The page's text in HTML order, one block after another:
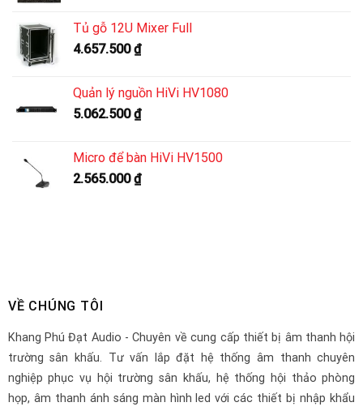
Tủ gỗ 12U Mixer Full
4.657.500₫
Quản lý nguồn HiVi HV1080
5.062.500₫
Micro để bàn HiVi HV1500
2.565.000₫
VỀ CHÚNG TÔI
Khang Phú Đạt Audio - Chuyên về cung cấp thiết bị âm thanh hội
trường sân khấu. Tư vấn lắp đặt hệ thống âm thanh chuyên
nghiệp phục vụ hội trường sân khấu, hệ thống hội thảo phòng
họp, âm thanh ánh sáng màn hình led với các thiết bị nhập khẩu